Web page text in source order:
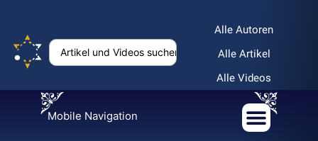
Alle Autoren
Alle Artikel
Alle Videos
Mobile Navigation